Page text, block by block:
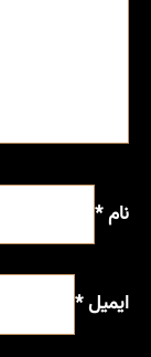
نام*
ایمیل*